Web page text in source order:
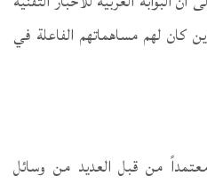
كان لهم مساهماتهم الفاعلة في
من قبل العديد من وسائل